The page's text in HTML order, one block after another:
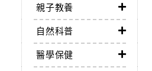
親子教養
自然科普
醫學保健